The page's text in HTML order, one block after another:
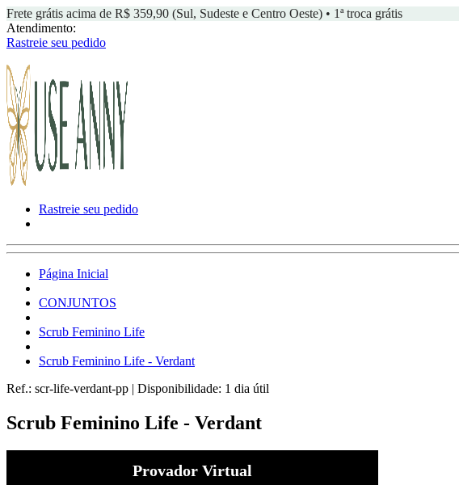
Frete grátis acima de R$ 359,90 (Sul, Sudeste e Centro Oeste) • 1ª troca grátis
Atendimento:
Rastreie seu pedido
Rastreie seu pedido
Página Inicial
CONJUNTOS
Scrub Feminino Life
Scrub Feminino Life - Verdant
Ref.: scr-life-verdant-pp | Disponibilidade: 1 dia útil
Scrub Feminino Life - Verdant
Provador Virtual